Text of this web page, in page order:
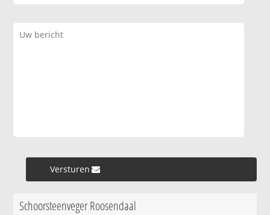
Versturen »
Schoorsteenveger Roosendaal